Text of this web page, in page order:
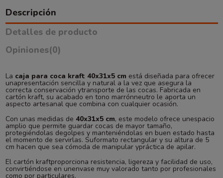
Descripción
Detalles de producto
Opiniones(0)
La caja para coca kraft 40x31x5 cm está diseñada para ofrecer
unapresentación sencilla y natural a la vez que asegura la
correcta conservación ytransporte de las cocas. Fabricada en
cartón kraft, su acabado en tono marrónneutro le aporta un
aspecto artesanal que combina con cualquier ocasión.
Con unas medidas de 40x31x5 cm, este modelo ofrece unespacio
amplio que permite guardar cocas de mayor tamaño,
protegiéndolas degolpes y manteniéndolas en buen estado hasta
el momento de servirlas. Suformato rectangular y su altura de 5
cm hacen que sea cómoda de manipular ypráctica de apilar.
El cartón kraftproporciona resistencia, ligereza y facilidad de uso,
convirtiéndose en unenvase muy valorado tanto por profesionales
como por particulares.